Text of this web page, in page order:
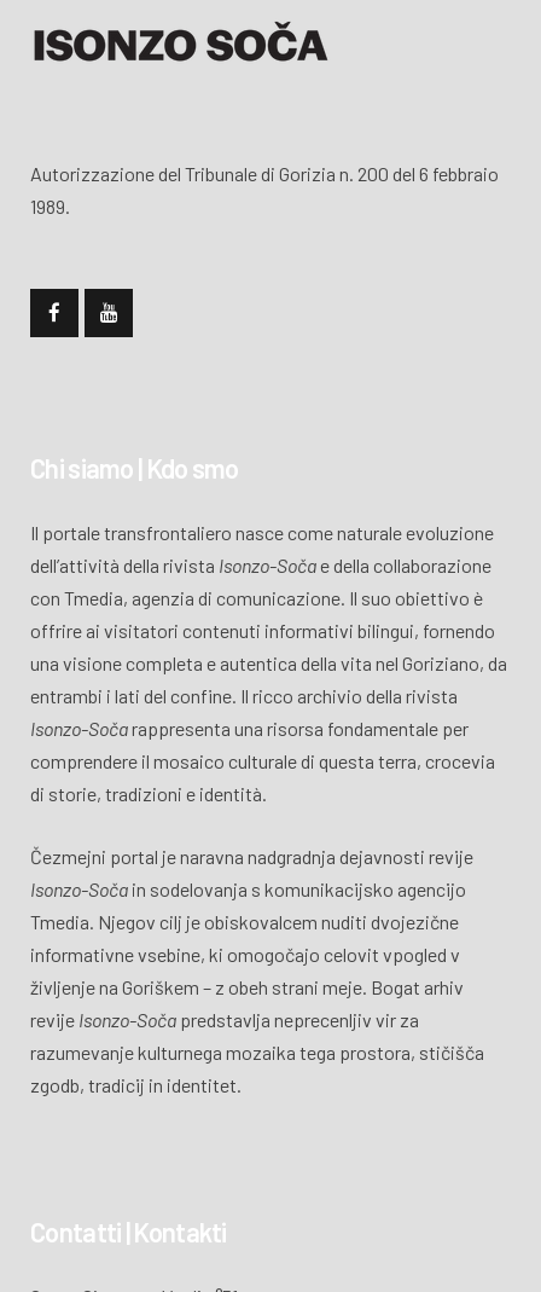
Autorizzazione del Tribunale di Gorizia n. 200 del 6 febbraio
1989.
Chi siamo | Kdo smo
Il portale transfrontaliero nasce come naturale evoluzione
dell’attività della rivista Isonzo-Sočae della collaborazione
con Tmedia, agenzia di comunicazione. Il suo obiettivo è
offrire ai visitatori contenuti informativi bilingui, fornendo
una visione completa e autentica della vita nel Goriziano, da
entrambi i lati del confine. Il ricco archivio della rivista
Isonzo-Sočarappresenta una risorsa fondamentale per
comprendere il mosaico culturale di questa terra, crocevia
di storie, tradizioni e identità.
Čezmejni portal je naravna nadgradnja dejavnosti revije
Isonzo-Soča in sodelovanja s komunikacijsko agencijo
Tmedia. Njegov cilj je obiskovalcem nuditi dvojezične
informativne vsebine, ki omogočajo celovit vpogled v
življenje na Goriškem – z obeh strani meje. Bogat arhiv
revije Isonzo-Soča predstavlja neprecenljiv vir za
razumevanje kulturnega mozaika tega prostora, stičišča
zgodb, tradicij in identitet.
Contatti | Kontakti